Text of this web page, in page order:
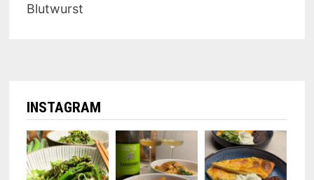
Blutwurst
INSTAGRAM